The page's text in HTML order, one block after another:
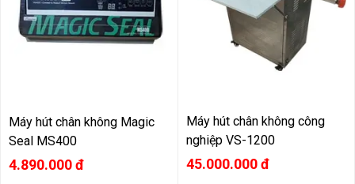
Máy hút chân không Magic
Seal MS400
4.890.000 đ
Máy hút chân không công
nghiệp VS-1200
45.000.000 đ